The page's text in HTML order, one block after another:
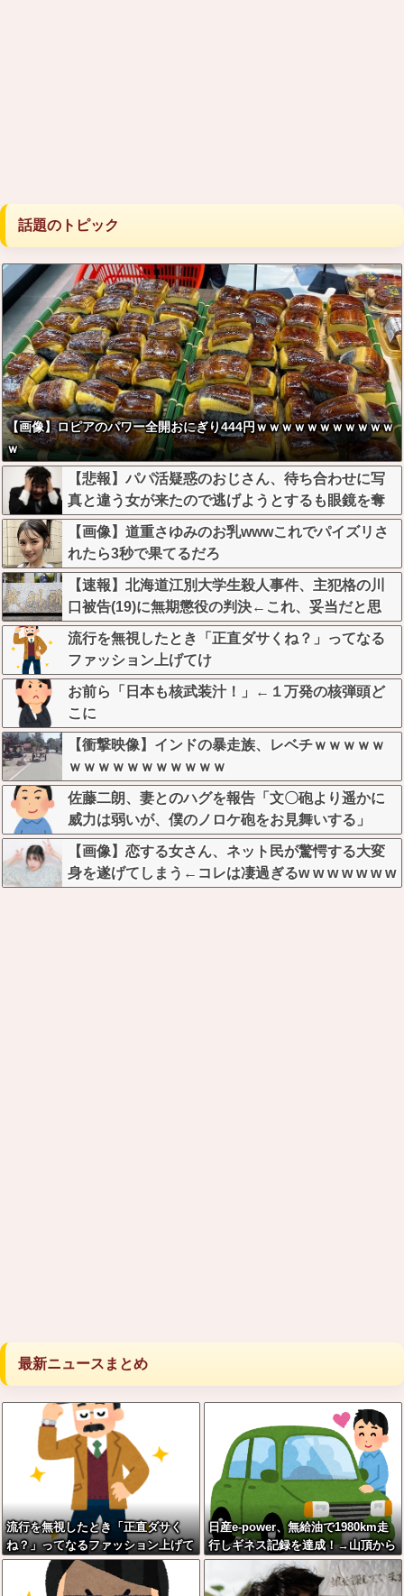
話題のトピック
【画像】ロピアのパワー全開おにぎり444円ｗｗｗｗｗｗｗｗｗｗｗ
ｗ
【悲報】パパ活疑惑のおじさん、待ち合わせに写
真と違う女が来たので逃げようとするも眼鏡を奪
われ可哀想なことになっているところを激写され
てしまう…
【画像】道重さゆみのお乳wwwこれでパイズリさ
れたら3秒で果てるだろ
【速報】北海道江別大学生殺人事件、主犯格の川
口被告(19)に無期懲役の判決←これ、妥当だと思
う？？？？？？
流行を無視したとき「正直ダサくね？」ってなる
ファッション上げてけ
お前ら「日本も核武装汁！」←１万発の核弾頭ど
こに
【衝撃映像】インドの暴走族、レベチｗｗｗｗｗ
ｗｗｗｗｗｗｗｗｗｗｗ
佐藤二朗、妻とのハグを報告「文〇砲より遥かに
威力は弱いが、僕のノロケ砲をお見舞いする」
【画像】恋する女さん、ネット民が驚愕する大変
身を遂げてしまう←コレは凄過ぎるw w w w w w w
最新ニュースまとめ
流行を無視したとき「正直ダサく
ね？」ってなるファッション上げて
け
日産e-power、無給油で1980km走
行しギネス記録を達成！→山頂から
下ってるだけでした…